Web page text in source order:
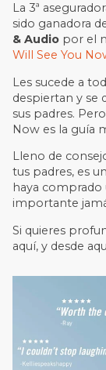
La 3ª
sido ganadora
& Audio por el
Will See You
Les sucede a
despiertan y se
sus padres.
Now es la guía
Lleno de
tus padres, es
haya comprado
importante
Si quieres
aquí, y desde